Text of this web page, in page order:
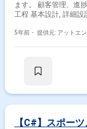
ます。 顧客管理、進捗
工程 基本設計, 詳細設
5年前・ 提供元: アットエ
【C#】スポー